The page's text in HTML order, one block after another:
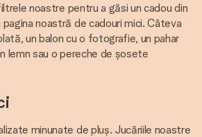
noastre pentru a găsi un cadou din
noastră de cadouri mici. Câteva
un balon cu o fotografie, un pahar
lemn sau o pereche de șosete
minunate de pluș. Jucăriile noastre